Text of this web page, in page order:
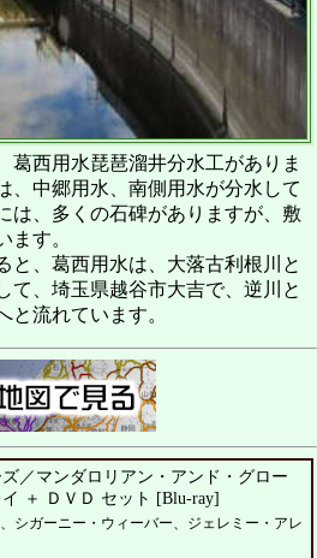
西用水琵琶溜井分水工がありま
、中郷用水、南側用水が分水して
は、多くの石碑がありますが、敷
ます。
、葛西用水は、大落古利根川と
て、埼玉県越谷市大吉で、逆川と
と流れています。
／マンダロリアン・アンド・グロー
＋ ＤＶＤ セット [Blu-ray]
シガーニー・ウィーバー、ジェレミー・アレ